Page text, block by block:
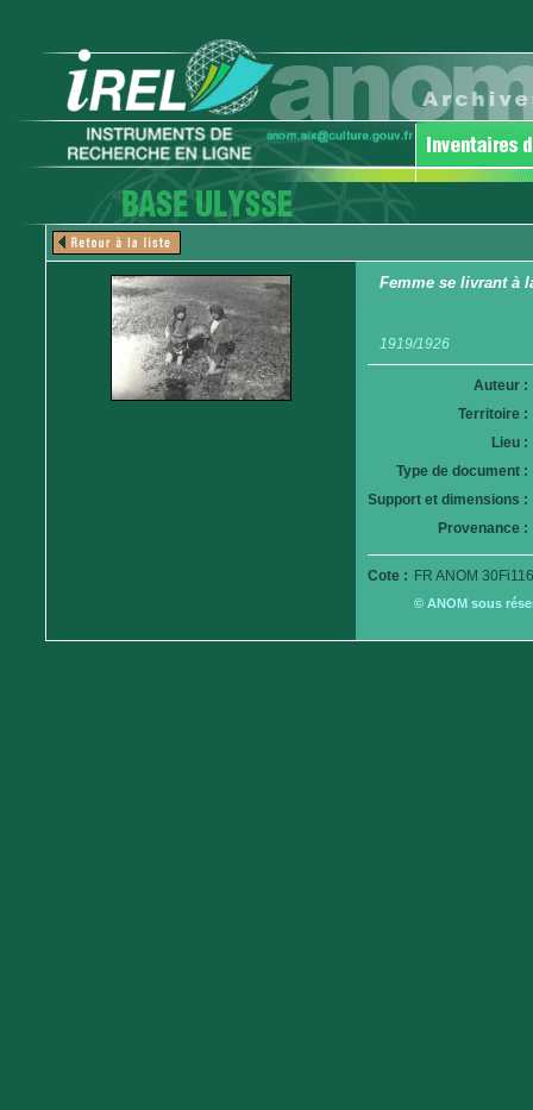
Femme se livrant à
1919/1926
Auteur :
Territoire :
Lieu :
Type de document :
Support et dimensions :
Provenance :
Cote : FR ANOM
© ANOM sous